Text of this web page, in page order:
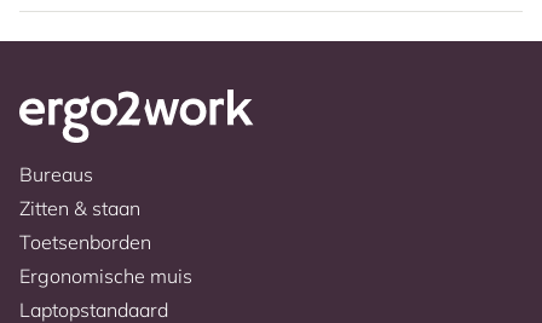
Bureaus
Zitten & staan
Toetsenborden
Ergonomische muis
Laptopstandaard